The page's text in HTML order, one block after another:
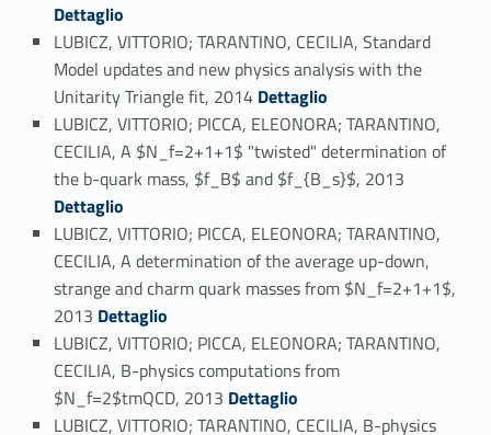
Dettaglio
LUBICZ, VITTORIO; TARANTINO, CECILIA, Standard
Model updates and new physics analysis with the
Unitarity Triangle fit, 2014Link identifier #identifier_person_15647-74
Dettaglio
LUBICZ, VITTORIO; PICCA, ELEONORA; TARANTINO,
CECILIA, A $N_f=2+1+1$ "twisted" determination of
the b-quark mass, $f_B$ and $f_{B_s}$, 2013
Dettaglio
LUBICZ, VITTORIO; PICCA, ELEONORA; TARANTINO,
CECILIA, A determination of the average up-down,
strange and charm quark masses from $N_f=2+1+1$,
2013 Link identifier #identifier_person_36208-76
Dettaglio
LUBICZ, VITTORIO; PICCA, ELEONORA; TARANTINO,
CECILIA, B-physics computations from
$N_f=2$tmQCD, 2013 Link identifier #identifier_person_7155-77
Dettaglio
LUBICZ, VITTORIO; TARANTINO, CECILIA, B-physics